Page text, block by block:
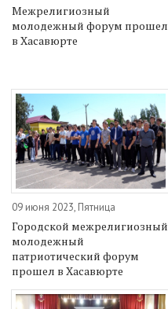
Межрелигиозный
молодежный форум прошел
в Хасавюрте
09 июня 2023, Пятница
Городской межрелигиозный
молодежный
патриотический форум
прошел в Хасавюрте